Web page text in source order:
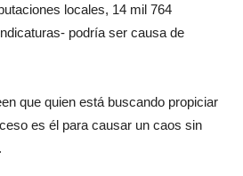
locales, 14 mil 764
podría ser causa de
que quien está buscando propiciar
es él para causar un caos sin